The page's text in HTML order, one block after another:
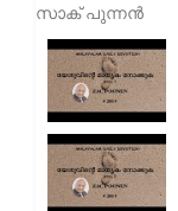
സാക് പുന്നൻ